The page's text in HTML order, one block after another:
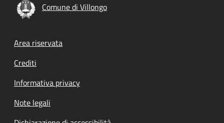
Comune di Villongo
Footer menu
Area riservata
Crediti
Informativa privacy
Note legali